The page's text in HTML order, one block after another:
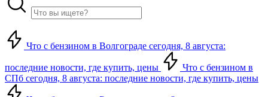
Что с бензином в Волгограде сегодня, 8 августа:
последние новости, где купить, цены
Что с бензином в
СПб сегодня, 8 августа: последние новости, где купить, цены